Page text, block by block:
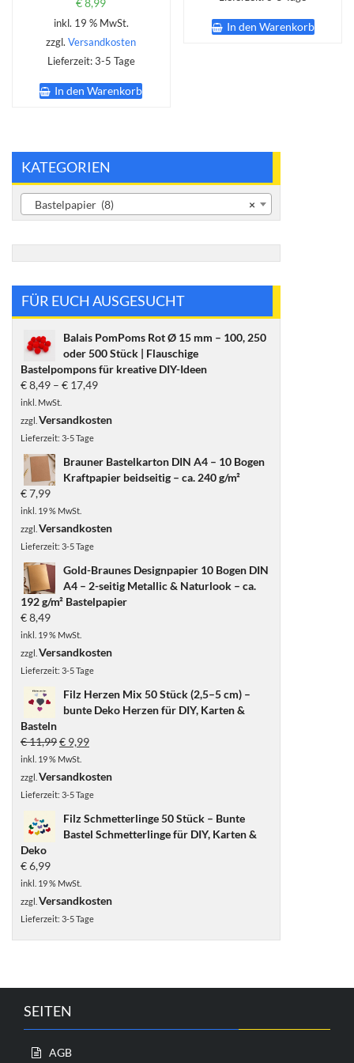
inkl. 19 % MwSt.
zzgl.Versandkosten
Lieferzeit: 3-5 Tage
In den Warenkorb
In den Warenkorb
KATEGORIEN
×
Bastelpapier (8)
FÜR EUCH AUSGESUCHT
Balais PomPoms Rot Ø 15 mm – 100, 250
oder 500 Stück | Flauschige
Bastelpompons für kreative DIY-Ideen
€8,49 – € 17,49
inkl. MwSt.
zzgl. Versandkosten
Lieferzeit: 3-5 Tage
Brauner Bastelkarton DIN A4 – 10 Bogen
Kraftpapier beidseitig – ca. 240 g/m²
€7,99
inkl. 19 % MwSt.
zzgl. Versandkosten
Lieferzeit: 3-5 Tage
Gold-Braunes Designpapier 10 Bogen DIN
A4 – 2-seitig Metallic & Naturlook – ca.
192 g/m² Bastelpapier
€8,49
inkl. 19 % MwSt.
zzgl. Versandkosten
Lieferzeit: 3-5 Tage
Filz Herzen Mix 50 Stück (2,5–5 cm) –
bunte Deko Herzen für DIY, Karten &
Basteln
€11,99Ursprünglicher
Preis
war:
€ 9,99Aktueller
ist:
inkl. 19 % MwSt.
zzgl. Versandkosten
Lieferzeit: 3-5 Tage
Filz Schmetterlinge 50 Stück – Bunte
Bastel Schmetterlinge für DIY, Karten &
Deko
€6,99
inkl. 19 % MwSt.
zzgl. Versandkosten
Lieferzeit: 3-5 Tage
SEITEN
AGB